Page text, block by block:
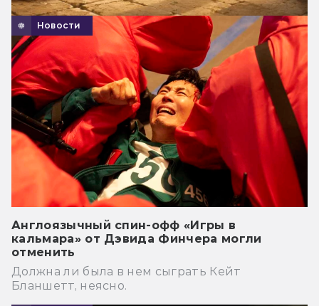
Новости
Англоязычный спин-офф «Игры в
кальмара» от Дэвида Финчера могли
отменить
Должна ли была в нем сыграть Кейт
Бланшетт, неясно.